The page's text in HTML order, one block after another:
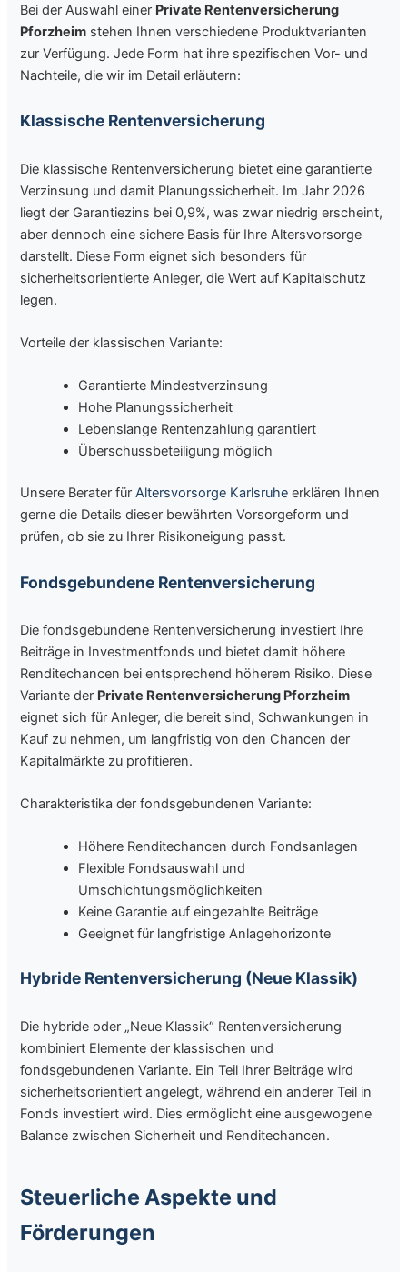
Bei der Auswahl einer Private Rentenversicherung
Pforzheim stehen Ihnen verschiedene Produktvarianten
zur Verfügung. Jede Form hat ihre spezifischen Vor- und
Nachteile, die wir im Detail erläutern:
Klassische Rentenversicherung
Die klassische Rentenversicherung bietet eine garantierte
Verzinsung und damit Planungssicherheit. Im Jahr 2026
liegt der Garantiezins bei 0,9%, was zwar niedrig erscheint,
aber dennoch eine sichere Basis für Ihre Altersvorsorge
darstellt. Diese Form eignet sich besonders für
sicherheitsorientierte Anleger, die Wert auf Kapitalschutz
legen.
Vorteile der klassischen Variante:
Garantierte Mindestverzinsung
Hohe Planungssicherheit
Lebenslange Rentenzahlung garantiert
Überschussbeteiligung möglich
Unsere Berater fürAltersvorsorge Karlsruhe erklären Ihnen
gerne die Details dieser bewährten Vorsorgeform und
prüfen, ob sie zu Ihrer Risikoneigung passt.
Fondsgebundene Rentenversicherung
Die fondsgebundene Rentenversicherung investiert Ihre
Beiträge in Investmentfonds und bietet damit höhere
Renditechancen bei entsprechend höherem Risiko. Diese
Variante der Private Rentenversicherung Pforzheim
eignet sich für Anleger, die bereit sind, Schwankungen in
Kauf zu nehmen, um langfristig von den Chancen der
Kapitalmärkte zu profitieren.
Charakteristika der fondsgebundenen Variante:
Höhere Renditechancen durch Fondsanlagen
Flexible Fondsauswahl und
Umschichtungsmöglichkeiten
Keine Garantie auf eingezahlte Beiträge
Geeignet für langfristige Anlagehorizonte
Hybride Rentenversicherung (Neue Klassik)
Die hybride oder „Neue Klassik“ Rentenversicherung
kombiniert Elemente der klassischen und
fondsgebundenen Variante. Ein Teil Ihrer Beiträge wird
sicherheitsorientiert angelegt, während ein anderer Teil in
Fonds investiert wird. Dies ermöglicht eine ausgewogene
Balance zwischen Sicherheit und Renditechancen.
Steuerliche Aspekte und
Förderungen